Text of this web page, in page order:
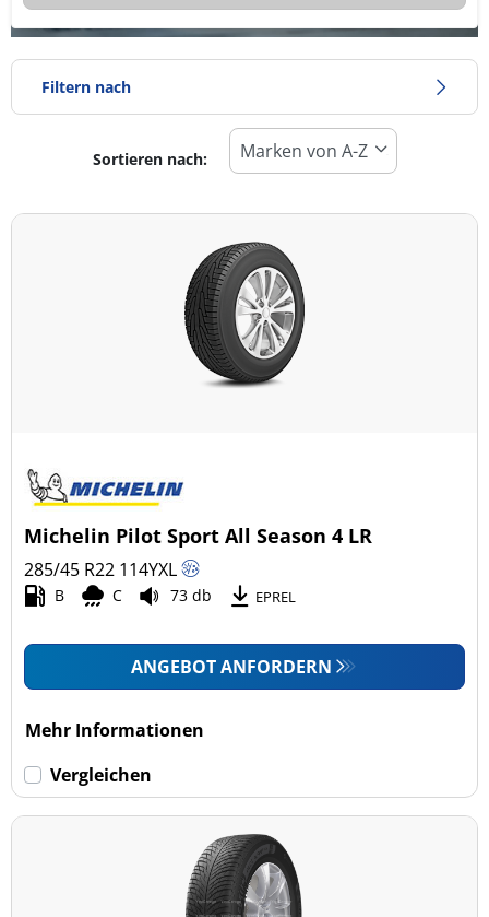
Filtern nach
Reifentyp
Alle Arten (27)
Ganzjahresreifen (6)
Pkw (12)
Transporter (0)
Wohnmobil (0)
Keine Run-flat (27)
Sortieren nach:
Michelin Pilot Sport All Season 4 LR
285/45 R22 114YXL
B C 73 db EPREL
ANGEBOT ANFORDERN
Mehr Informationen
Vergleichen